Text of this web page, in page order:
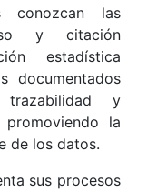
conozcan las
y citación
estadística
documentados
y
la
de los datos.
sus procesos